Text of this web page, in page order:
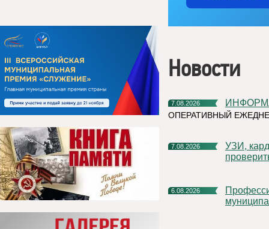
Новости
7.08.2026
ОПЕРАТИВНЫЙ
7.08.2026
УЗИ, кардиочек-ап и флюорограф: что можно успеть
6.08.2026
Профессиональное развитие в цифровом университете